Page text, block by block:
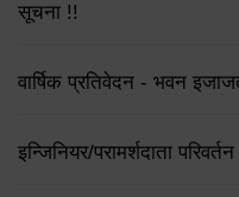
सूचना !!
वार्षिक प्रतिवेदन - भवन
इन्जिनियर/परामर्शदाता